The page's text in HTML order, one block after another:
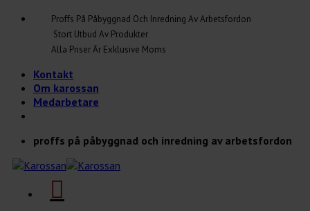
Skip
Proffs På Påbyggnad Och Inredning Av Arbetsfordon
Stort Utbud Av Produkter
Alla Priser Är Exklusive Moms
Kontakt
Om karossan
Medarbetare
proffs på påbyggnad och inredning av arbetsfordon